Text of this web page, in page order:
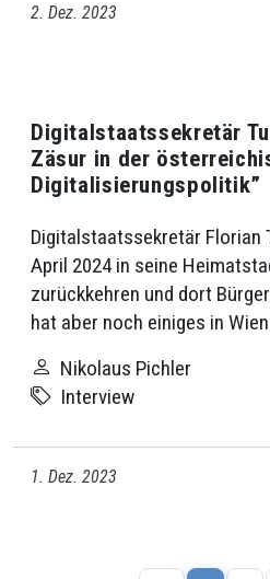
2. Dez. 2023
Digitalstaatssekretär
Zäsur in der
Digitalisierungspolitik”
Digitalstaatssekretär Florian
April 2024 in seine
zurückkehren und dort
hat aber noch einiges in
Nikolaus Pichler
Interview
1. Dez. 2023